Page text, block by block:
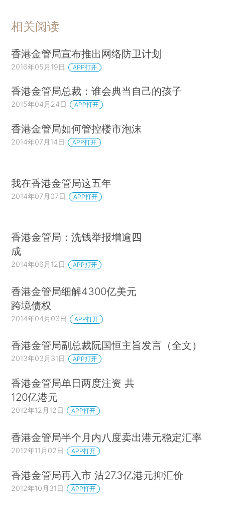
相关阅读
香港金管局宣布推出网络防卫计划
2016年05月19日 APP打开
香港金管局总裁：谁会典当自己的孩子
2015年04月24日 APP打开
香港金管局如何管控楼市泡沫
2014年07月14日 APP打开
我在香港金管局这五年
2014年07月07日 APP打开
香港金管局：洗钱举报增逾四
成
2014年06月12日 APP打开
香港金管局细解4300亿美元
跨境债权
2014年04月03日 APP打开
香港金管局副总裁阮国恒主旨发言（全文）
2013年03月31日 APP打开
香港金管局单日两度注资 共
120亿港元
2012年12月12日 APP打开
香港金管局半个月内八度卖出港元稳定汇率
2012年11月02日 APP打开
香港金管局再入市 沽27.3亿港元抑汇价
2012年10月31日 APP打开